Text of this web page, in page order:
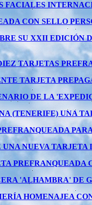
FACIALES
CON SELLO
SU XXII
TARJETAS
TARJETA
DE LA
(TENERIFE) UNA
UNA NUEVA
'ALHAMBRA' DE
HOMENAJEA